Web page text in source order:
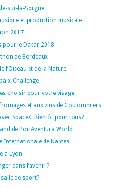
sur-la-Sorgue
et production musicale
2017
pour le Dakar 2018
de Bordeaux
l’Oiseau et de la Nature
Challenge
choisir pour votre visage
et aux vins de Coulommiers
SpaceX: Bientôt pour tous?
de PortAventura World
Internationale de Nantes
a Lyon
dans l’avenir ?
de sport?